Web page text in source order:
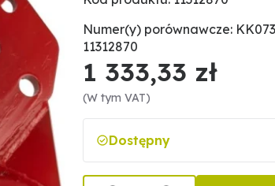
Numer(y) porównawcze:
11312870
1 333,33 zł
(W tym VAT)
Dostępny